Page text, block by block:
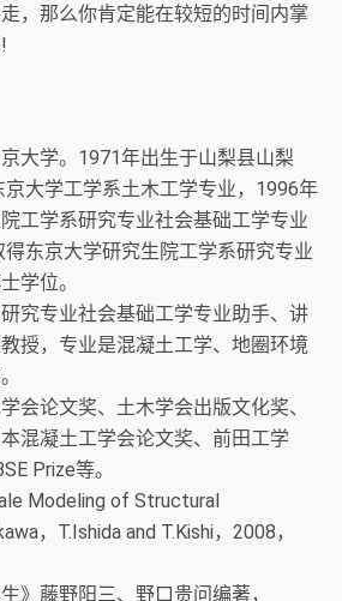
，那么你肯定能在较短的时间内掌
大学。1971年出生于山梨县山梨
大学工学系土木工学专业，1996年
工学系研究专业社会基础工学专业
东京大学研究生院工学系研究专业
学位。
究专业社会基础工学专业助手、讲
授，专业是混凝土工学、地圈环境
会论文奖、土木学会出版文化奖、
混凝土工学会论文奖、前田工学
Prize等。
Modeling of Structural
，T.Ishida and T.Kishi，2008，
》藤野阳三、野口贵问编著，